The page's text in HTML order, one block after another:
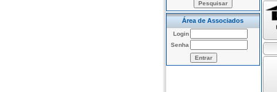
Área de Associados
Login
Senha